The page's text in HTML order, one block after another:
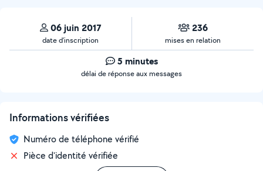
06 juin 2017
date d’inscription
236
mises en relation
5 minutes
délai de réponse aux messages
Informations vérifiées
Numéro de téléphone vérifié
Pièce d'identité vérifiée